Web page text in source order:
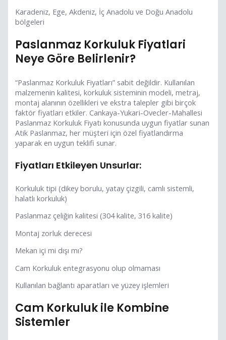
Karadeniz, Ege, Akdeniz, İç Anadolu ve Doğu Anadolu
bölgeleri
Paslanmaz Korkuluk Fiyatlari
Neye Göre Belirlenir?
“Paslanmaz Korkuluk Fiyatları” sabit değildir. Kullanılan
malzemenin kalitesi, korkuluk sisteminin modeli, metraj,
montaj alanının özellikleri ve ekstra talepler gibi birçok
faktör fiyatları etkiler. Cankaya-Yukari-Ovecler-Mahallesi
Paslanmaz Korkuluk Fiyatı konusunda uygun fiyatlar sunan
Atik Paslanmaz, her müşteri için özel fiyatlandırma
yaparak en uygun teklifi sunar.
Fiyatları Etkileyen Unsurlar:
Korkuluk tipi (dikey borulu, yatay çizgili, camlı sistemli,
halatlı korkuluk)
Paslanmaz çeliğin kalitesi (304 kalite, 316 kalite)
Montaj zorluk derecesi
Mekan içi mi dışı mı?
Cam Korkuluk entegrasyonu olup olmaması
Kullanılan bağlantı aparatları ve yüzey işlemleri
Cam Korkuluk ile Kombine
Sistemler